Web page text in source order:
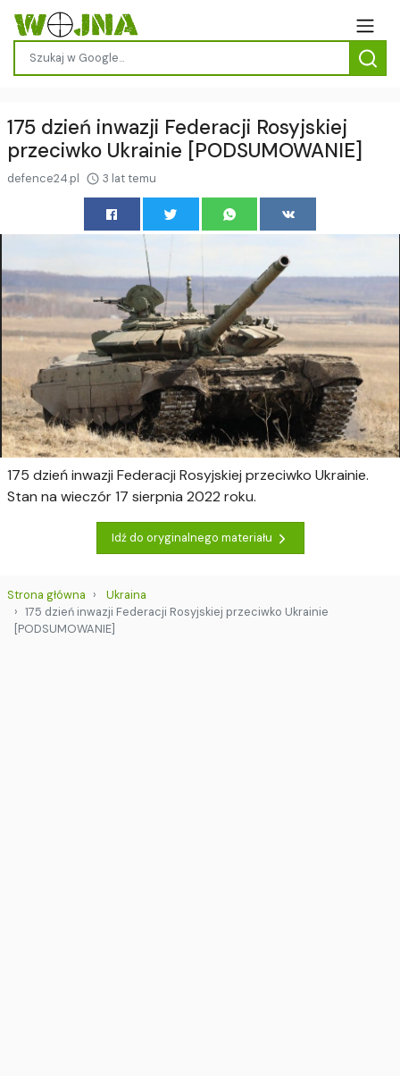
175 dzień inwazji Federacji Rosyjskiej
przeciwko Ukrainie [PODSUMOWANIE]
defence24.pl 3 lat temu
175 dzień inwazji Federacji Rosyjskiej przeciwko Ukrainie.
Stan na wieczór 17 sierpnia 2022 roku.
Idź do oryginalnego materiału
Strona główna
Ukraina
175 dzień inwazji Federacji Rosyjskiej przeciwko Ukrainie
[PODSUMOWANIE]